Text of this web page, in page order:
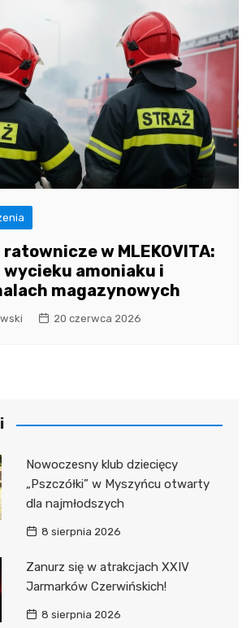
w MLEKOVITA:
amoniaku i
magazynowych
20 czerwca 2026
Nowoczesny klub dziecięcy
„Pszczółki” w Myszyńcu otwarty
dla najmłodszych
8 sierpnia 2026
Zanurz się w atrakcjach XXIV
Jarmarków Czerwińskich!
8 sierpnia 2026